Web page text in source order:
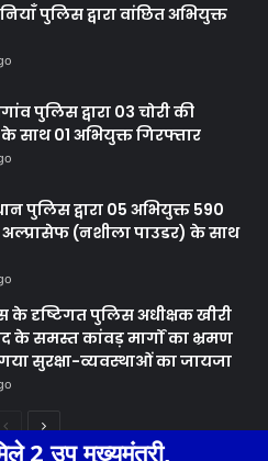
पुलिस द्वारा वांछित अभियुक्त
पुलिस द्वारा 03 चोरी की
साथ 01 अभियुक्त गिरफ्तार
पुलिस द्वारा 05 अभियुक्त 590
अल्प्रासेफ (नशीला पाउडर) के साथ
के दृष्टिगत पुलिस अधीक्षक खीरी
के समस्त कांवड़ मार्गों का भ्रमण
सुरक्षा-व्यवस्थाओं का जायजा
Previous
page
Next
page